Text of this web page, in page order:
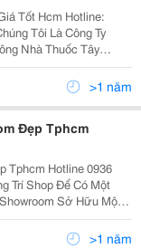
Hcm Hotline:
Nhà Thuốc Tây
Vực Tp. Hồ Chí Minh
Như Bình Dương, Đồng
>1 năm
Đẹp Tphcm
0936
Sở Hữu Một
Thiết Kế Đòi Hỏi Sự
Gian, Bố Cục V>1 năm